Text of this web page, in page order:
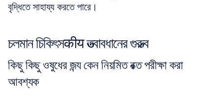
বৃদ্ধিতে সাহায্য করতে পারে।
চলমান চিকিৎসकीय তত্ত্বাবধানের গুরুত্ব
কিছু কিছু ওষুধের জন্য কেন নিয়মিত রক্ত পরীক্ষা করা
আবশ্যক